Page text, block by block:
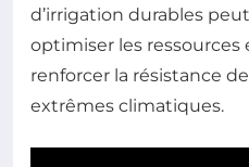
d’irrigation durables
optimiser les ressources
renforcer la résistance
extrêmes climatiques.